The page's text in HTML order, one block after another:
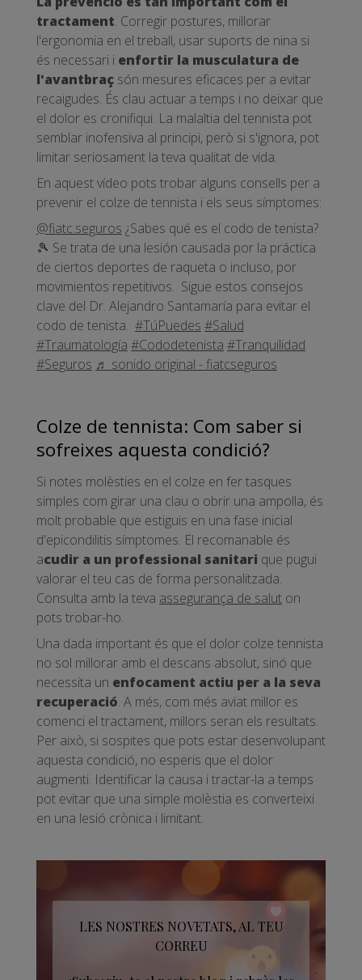
tractament. Corregir postures, millorar
l'ergonomia en el treball, usar suports de nina si
és necessari i enfortir la musculatura de
l'avantbraç són mesures eficaces per a evitar
recaigudes. És clau actuar a temps i no deixar que
el dolor es cronifiqui. La malaltia del tennista pot
semblar inofensiva al principi, però si s'ignora, pot
limitar seriosament la teva qualitat de vida.
En aquest vídeo pots trobar alguns consells per a
prevenir el colze de tennista i els seus símptomes:
@fiatc.seguros ¿Sabes qué es el codo de tenista?
🎾 Se trata de una lesión causada por la práctica
de ciertos deportes de raqueta o incluso, por
movimientos repetitivos.​ ​ Sigue estos consejos
clave del Dr. Alejandro Santamaría para evitar el
codo de tenista.​ ​ #TúPuedes #Salud
#Traumatología #Cododetenista #Tranquilidad
#Seguros ♬ sonido original - fiatcseguros
Colze de tennista: Com saber si
sofreixes aquesta condició?
Si notes molèsties en el colze en fer tasques
simples com girar una clau o obrir una ampolla, és
molt probable que estiguis en una fase inicial
d'epicondilitis símptomes. El recomanable és
acudir a un professional sanitari que pugui
valorar el teu cas de forma personalitzada.
Consulta amb la teva assegurança de salut on
pots trobar-ho.
Una dada important és que el dolor colze tennista
no sol millorar amb el descans absolut, sinó que
necessita un enfocament actiu per a la seva
recuperació. A més, com més aviat millor es
comenci el tractament, millors seran els resultats.
Per això, si sospites que pots estar desenvolupant
aquesta condició, no esperis que el dolor
augmenti. Identificar la causa i tractar-la a temps
pot evitar que una simple molèstia es converteixi
en una lesió crònica i limitant.
LES NOSTRES NOVETATS, AL TEU
CORREU